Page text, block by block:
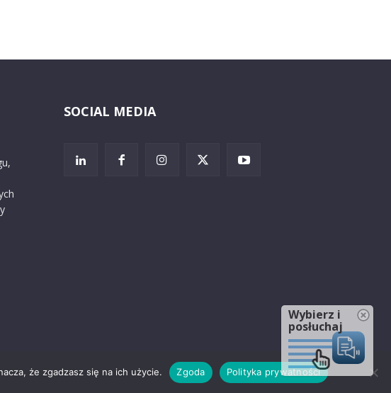
SOCIAL MEDIA
Reklama Zastrzeżenia prawne
że zgadzasz się na ich użycie. Zgoda Polityka prywatności
Wybierz i
posłuchaj